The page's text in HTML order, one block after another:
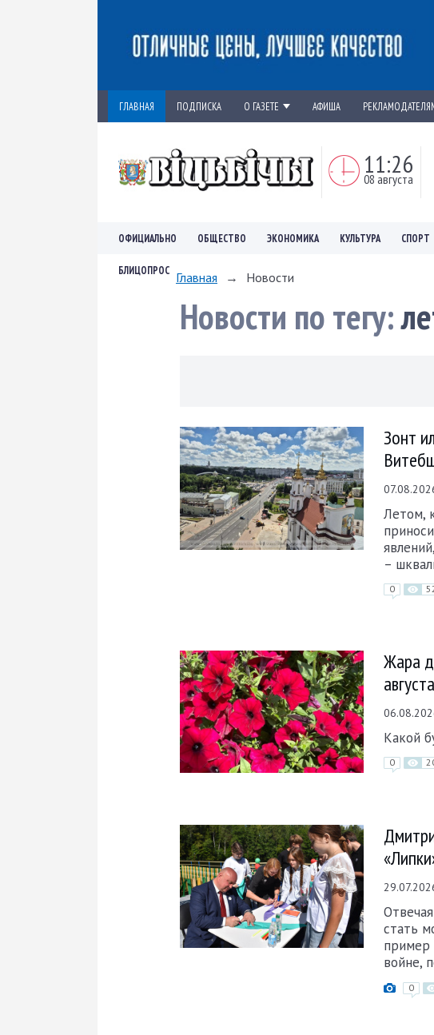
ГЛАВНАЯ ПОДПИСКА О ГАЗЕТЕ АФИША
11:26
08 августа
ОФИЦИАЛЬНО ОБЩЕСТВО ЭКОНОМИКА КУЛЬТУРА СПОРТ
БЛИЦОПРОС Главная → Новости
Новости по тегу:
Зонт
Летом,
–
0
Жара
августа
Какой
0
стать
пример
войне,
0